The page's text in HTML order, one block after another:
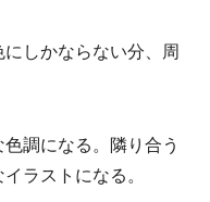
しかならない分、周
調になる。隣り合う
ラストになる。